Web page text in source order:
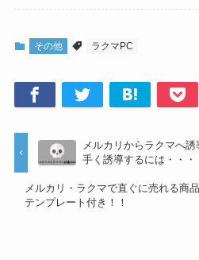
その他 ラクマPC
メルカリからラクマへ
手く誘導するには・・・
メルカリ・ラクマで直ぐに売れる商
テンプレート付き！！